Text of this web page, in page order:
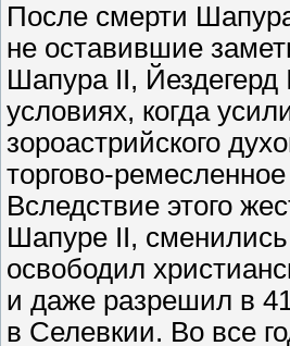
После смерти
не оставившие
Шапура II,
условиях, когда
зороастрийского
торгово-
Вследствие этого
Шапуре II,
освободил
и даже разрешил в
в Селевкии. Во все